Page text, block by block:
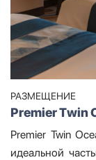
РАЗМЕЩЕНИЕ
Premier Twin
Premier Twin
идеальной